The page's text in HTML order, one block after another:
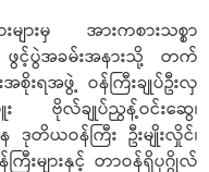
ျားမှ အားကစားသစ္စာ
ဖွင့်ပွဲအခမ်းအနားသို့ တက်
းရအဖွဲ့ ဝန်ကြီးချုပ်ဦးလှ
း ဗိုလ်ချုပ်ညွန့်ဝင်းဆွေ၊
ဒုတိယဝန်ကြီး ဦးမျိုးလှိုင်၊
းများနှင့် တာဝန်ရှိပုဂ္ဂိုလ်